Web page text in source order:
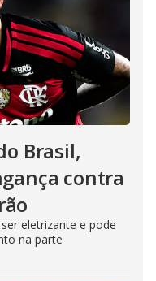
Brasil,
contra
eletrizante e pode
na parte